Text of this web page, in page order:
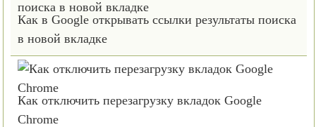
Как в Google открывать ссылки результаты поиска
в новой вкладке
Как отключить перезагрузку вкладок Google
Chrome